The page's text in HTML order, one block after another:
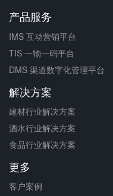
产品服务
IMS 互动营销平台
TIS 一物一码平台
DMS 渠道数字化管理平台
解决方案
建材行业解决方案
酒水行业解决方案
食品行业解决方案
更多
客户案例